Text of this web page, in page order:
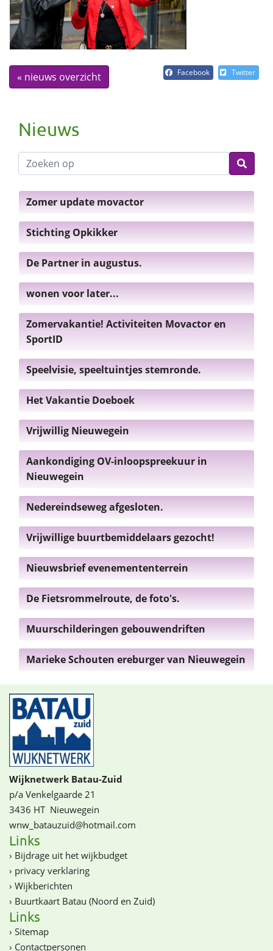
Facebook Twitter
« nieuws overzicht
Nieuws
Zomer update movactor
Stichting Opkikker
De Partner in augustus.
wonen voor later...
Zomervakantie! Activiteiten Movactor en
SportID
Speelvisie, speeltuintjes stemronde.
Het Vakantie Doeboek
Vrijwillig Nieuwegein
Aankondiging OV-inloopspreekuur in
Nieuwegein
Nedereindseweg afgesloten.
Vrijwillige buurtbemiddelaars gezocht!
Nieuwsbrief evenemententerrein
De Fietsrommelroute, de foto's.
Muurschilderingen gebouwendriften
Marieke Schouten ereburger van Nieuwegein
Wijknetwerk Batau-Zuid
p/a Venkelgaarde 21
3436 HT Nieuwegein
wnw_batauzuid@­­hotmail.com
Links
› Bijdrage uit het wijkbudget
› privacy verklaring
› Wijkberichten
› Buurtkaart Batau (Noord en Zuid)
Links
› Sitemap
› Contactpersonen